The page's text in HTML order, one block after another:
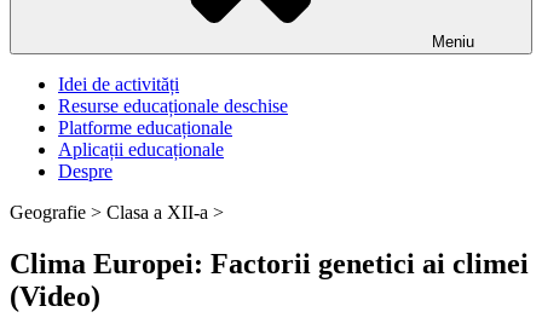
Meniu
Idei de activități
Resurse educaționale deschise
Platforme educaționale
Aplicații educaționale
Despre
Geografie > Clasa a XII-a >
Clima Europei: Factorii genetici ai climei
(Video)